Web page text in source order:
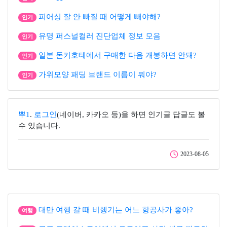
인기 피어싱 잘 안 빠질 때 어떻게 빼야해?
인기 유명 퍼스널컬러 진단업체 정보 모음
인기 일본 돈키호테에서 구매한 다음 개봉하면 안돼?
인기 가위모양 패딩 브랜드 이름이 뭐야?
뿌1 . 로그인 (네이버, 카카오 등)을 하면 인기글 답글도 볼
수 있습니다.
2023-08-05
여행 대만 여행 갈 때 비행기는 어느 항공사가 좋아?